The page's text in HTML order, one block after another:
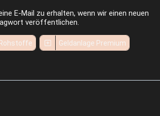
E-Mail zu erhalten, wenn wir einen neuen
veröffentlichen.
Rohstoffe Geldanlage Premium